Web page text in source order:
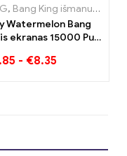
cigaretės Austrija
cigaretės Nyderlandai
,
,Vienkartinės
, Bang King išmanusis ekranas 15000 Puff
Watermelon Bang
ekranas 15000 Puff
malonumu
- €8.35